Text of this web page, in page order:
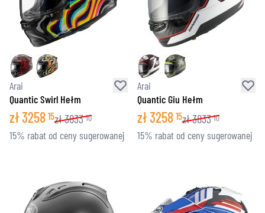
Arai
Quantic Swirl Hełm
zł3258 15zł3833 10
15% rabat od ceny sugerowanej
Arai
Quantic Giu Hełm
zł3258 15zł3833 10
15% rabat od ceny sugerowanej